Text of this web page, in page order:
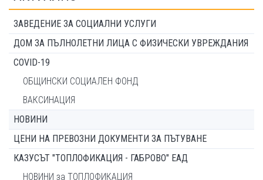
ЗАВЕДЕНИЕ ЗА СОЦИАЛНИ УСЛУГИ
ДОМ ЗА ПЪЛНОЛЕТНИ ЛИЦА С ФИЗИЧЕСКИ УВРЕЖДАНИЯ
COVID-19
ОБЩИНСКИ СОЦИАЛЕН ФОНД
ВАКСИНАЦИЯ
НОВИНИ
ЦЕНИ НА ПРЕВОЗНИ ДОКУМЕНТИ ЗА ПЪТУВАНЕ
КАЗУСЪТ "ТОПЛОФИКАЦИЯ - ГАБРОВО" ЕАД
НОВИНИ за ТОПЛОФИКАЦИЯ